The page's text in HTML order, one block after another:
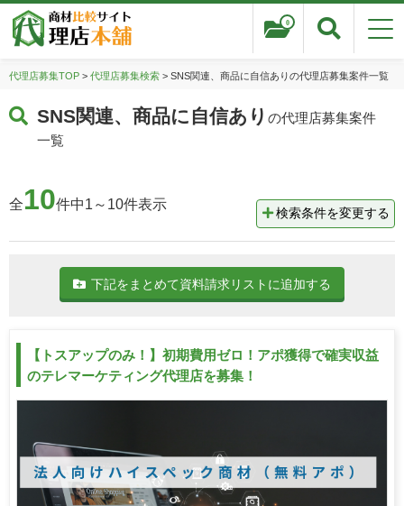
0
代理店募集TOP> 代理店募集検索> SNS関連、商品に自信ありの代理店募集案件一覧
SNS関連、商品に自信ありの代理店募集案件
一覧
全10件中1～10件表示
検索条件を変更する
下記をまとめて資料請求リストに追加する
【トスアップのみ！】初期費用ゼロ！アポ獲得で確実収益
のテレマーケティング代理店を募集！